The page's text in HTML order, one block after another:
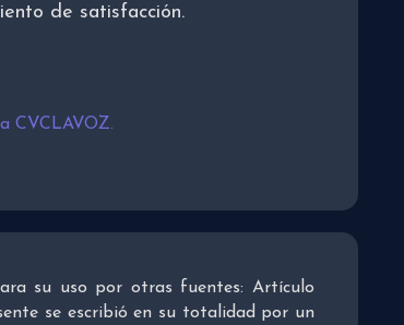
de satisfacción.
CVCLAVOZ.
su uso por otras fuentes: Artículo
se escribió en su totalidad por un